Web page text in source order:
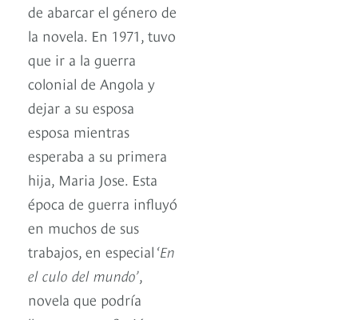
de abarcar el género de
la novela. En 1971, tuvo
que ir a la guerra
colonial de Angola y
dejar a su esposa
esposa mientras
esperaba a su primera
hija, Maria Jose. Esta
época de guerra influyó
en muchos de sus
trabajos, en especial ‘En
el culo del mundo’,
novela que podría